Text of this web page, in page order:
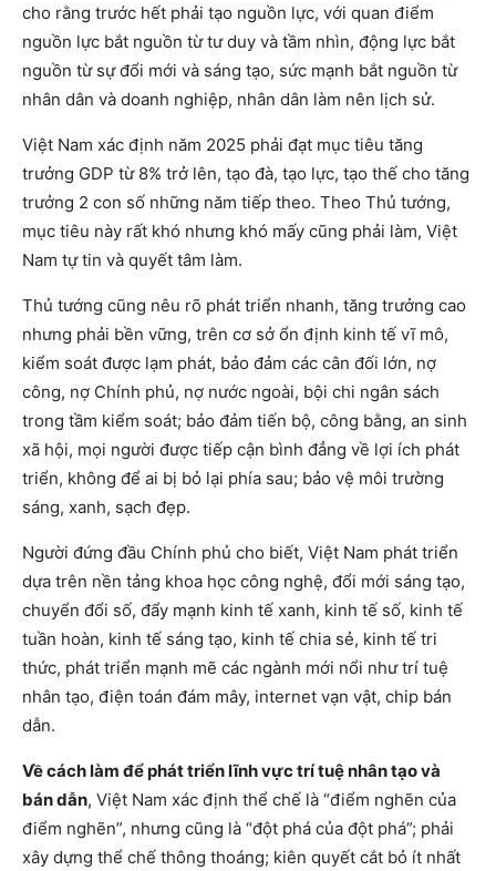
cho rằng trước hết phải tạo nguồn lực, với quan điểm
nguồn lực bắt nguồn từ tư duy và tầm nhìn, động lực bắt
nguồn từ sự đổi mới và sáng tạo, sức mạnh bắt nguồn từ
nhân dân và doanh nghiệp, nhân dân làm nên lịch sử.
Việt Nam xác định năm 2025 phải đạt mục tiêu tăng
trưởng GDP từ 8% trở lên, tạo đà, tạo lực, tạo thế cho tăng
trưởng 2 con số những năm tiếp theo. Theo Thủ tướng,
mục tiêu này rất khó nhưng khó mấy cũng phải làm, Việt
Nam tự tin và quyết tâm làm.
Thủ tướng cũng nêu rõ phát triển nhanh, tăng trưởng cao
nhưng phải bền vững, trên cơ sở ổn định kinh tế vĩ mô,
kiểm soát được lạm phát, bảo đảm các cân đối lớn, nợ
công, nợ Chính phủ, nợ nước ngoài, bội chi ngân sách
trong tầm kiểm soát; bảo đảm tiến bộ, công bằng, an sinh
xã hội, mọi người được tiếp cận bình đẳng về lợi ích phát
triển, không để ai bị bỏ lại phía sau; bảo vệ môi trường
sáng, xanh, sạch đẹp.
Người đứng đầu Chính phủ cho biết, Việt Nam phát triển
dựa trên nền tảng khoa học công nghệ, đổi mới sáng tạo,
chuyển đổi số, đẩy mạnh kinh tế xanh, kinh tế số, kinh tế
tuần hoàn, kinh tế sáng tạo, kinh tế chia sẻ, kinh tế tri
thức, phát triển mạnh mẽ các ngành mới nổi như trí tuệ
nhân tạo, điện toán đám mây, internet vạn vật, chip bán
dẫn.
Về cách làm để phát triển lĩnh vực trí tuệ nhân tạo và
bán dẫn, Việt Nam xác định thể chế là “điểm nghẽn của
điểm nghẽn”, nhưng cũng là “đột phá của đột phá”; phải
xây dựng thể chế thông thoáng; kiên quyết cắt bỏ ít nhất